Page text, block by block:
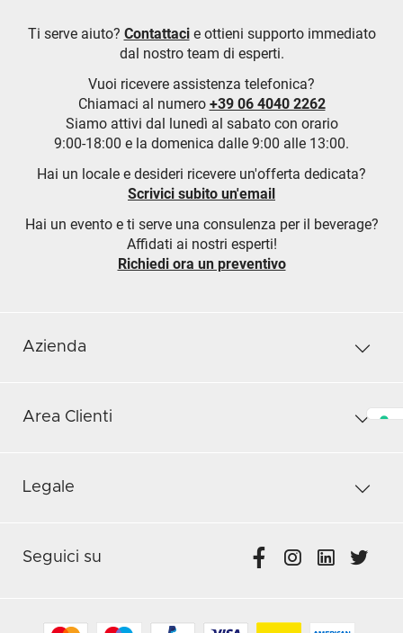
Ti serve aiuto? Contattacie ottieni supporto immediato
dal nostro team di esperti.
Vuoi ricevere assistenza telefonica?
Chiamaci al numero +39 06 4040 2262
Siamo attivi dal lunedì al sabato con orario
9:00-18:00 e la domenica dalle 9:00 alle 13:00.
Hai un locale e desideri ricevere un'offerta dedicata?
Scrivici subito un'email
Hai un evento e ti serve una consulenza per il beverage?
Affidati ai nostri esperti!
Richiedi ora un preventivo
Azienda
Area Clienti
Legale
Seguici su